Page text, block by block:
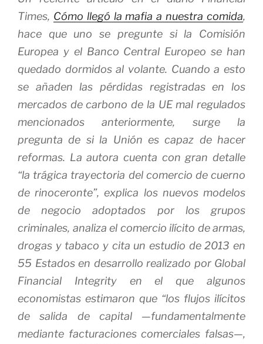
Times, Cómo llegó la mafia a nuestra comida,
hace que uno se pregunte si la Comisión
Europea y el Banco Central Europeo se han
quedado dormidos al volante. Cuando a esto
se añaden las pérdidas registradas en los
mercados de carbono de la UE mal regulados
mencionados anteriormente, surge la
pregunta de si la Unión es capaz de hacer
reformas. La autora cuenta con gran detalle
“la trágica trayectoria del comercio de cuerno
de rinoceronte”, explica los nuevos modelos
de negocio adoptados por los grupos
criminales, analiza el comercio ilícito de armas,
drogas y tabaco y cita un estudio de 2013 en
55 Estados en desarrollo realizado por Global
Financial Integrity en el que algunos
economistas estimaron que “los flujos ilícitos
de salida de capital —fundamentalmente
mediante facturaciones comerciales falsas—,